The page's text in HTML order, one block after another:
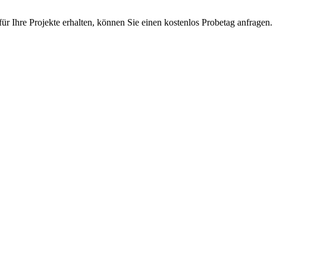
Ihre Projekte erhalten, können Sie einen kostenlos Probetag anfragen.